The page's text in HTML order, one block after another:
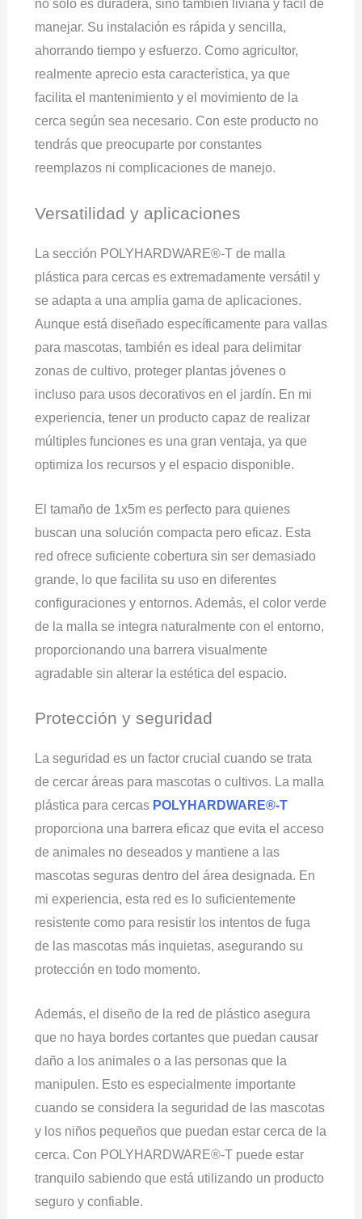
no solo es duradera, sino también liviana y fácil de
manejar. Su instalación es rápida y sencilla,
ahorrando tiempo y esfuerzo. Como agricultor,
realmente aprecio esta característica, ya que
facilita el mantenimiento y el movimiento de la
cerca según sea necesario. Con este producto no
tendrás que preocuparte por constantes
reemplazos ni complicaciones de manejo.
Versatilidad y aplicaciones
La sección POLYHARDWARE®-T de malla
plástica para cercas es extremadamente versátil y
se adapta a una amplia gama de aplicaciones.
Aunque está diseñado específicamente para vallas
para mascotas, también es ideal para delimitar
zonas de cultivo, proteger plantas jóvenes o
incluso para usos decorativos en el jardín. En mi
experiencia, tener un producto capaz de realizar
múltiples funciones es una gran ventaja, ya que
optimiza los recursos y el espacio disponible.
El tamaño de 1x5m es perfecto para quienes
buscan una solución compacta pero eficaz. Esta
red ofrece suficiente cobertura sin ser demasiado
grande, lo que facilita su uso en diferentes
configuraciones y entornos. Además, el color verde
de la malla se integra naturalmente con el entorno,
proporcionando una barrera visualmente
agradable sin alterar la estética del espacio.
Protección y seguridad
La seguridad es un factor crucial cuando se trata
de cercar áreas para mascotas o cultivos. La malla
plástica para cercas POLYHARDWARE®-T
proporciona una barrera eficaz que evita el acceso
de animales no deseados y mantiene a las
mascotas seguras dentro del área designada. En
mi experiencia, esta red es lo suficientemente
resistente como para resistir los intentos de fuga
de las mascotas más inquietas, asegurando su
protección en todo momento.
Además, el diseño de la red de plástico asegura
que no haya bordes cortantes que puedan causar
daño a los animales o a las personas que la
manipulen. Esto es especialmente importante
cuando se considera la seguridad de las mascotas
y los niños pequeños que puedan estar cerca de la
cerca. Con POLYHARDWARE®-T puede estar
tranquilo sabiendo que está utilizando un producto
seguro y confiable.